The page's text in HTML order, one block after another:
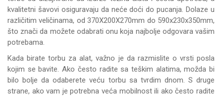
kvalitetni šavovi osiguravaju da neće doći do pucanja. Dolaze u
različitim veličinama, od 370X200X270mm do 590x230x350mm,
što znači da možete odabrati onu koja najbolje odgovara vašim
potrebama.
Kada birate torbu za alat, važno je da razmislite o vrsti posla
kojim se bavite. Ako često radite sa teškim alatima, možda bi
bilo bolje da odaberete veću torbu sa tvrdim dnom. S druge
strane, ako vam je potrebna veća mobilnost ili ako često radite